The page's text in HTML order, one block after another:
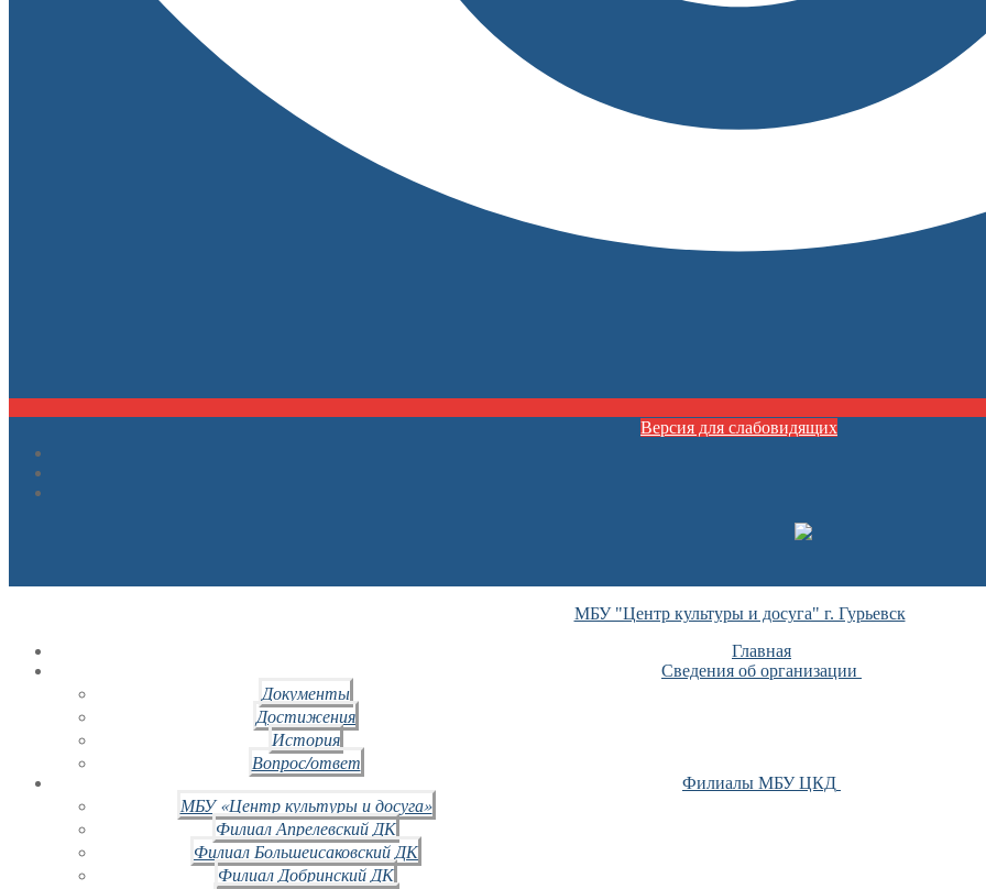
Версия для слабовидящих
МБУ "Центр культуры и досуга" г. Гурьевск
Главная
Сведения об организации
Документы
Достижения
История
Вопрос/ответ
Филиалы МБУ ЦКД
МБУ «Центр культуры и досуга»
Филиал Апрелевский ДК
Филиал Большеисаковский ДК
Филиал Добринский ДК